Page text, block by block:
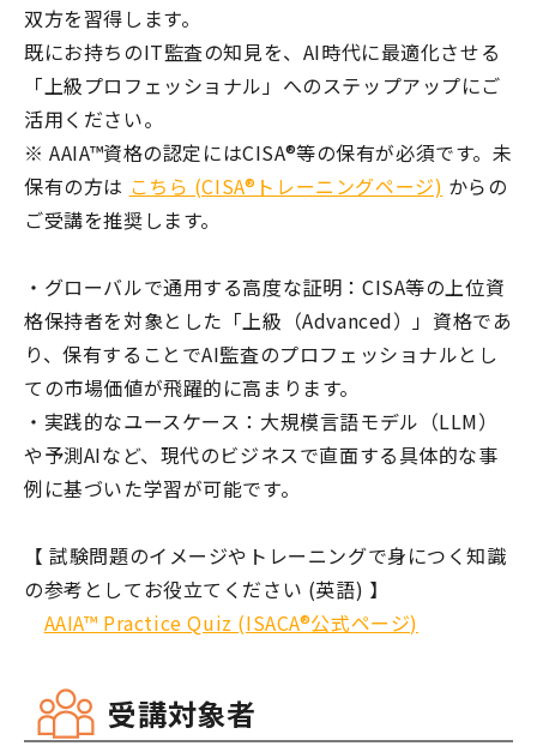
双方を習得します。
既にお持ちのIT監査の知見を、AI時代に最適化させる
「上級プロフェッショナル」へのステップアップにご
活用ください。
※ AAIA™資格の認定にはCISA®等の保有が必須です。未
保有の方は こちら (CISA®トレーニングページ) からの
ご受講を推奨します。
・グローバルで通用する高度な証明：CISA等の上位資
格保持者を対象とした「上級（Advanced）」資格であ
り、保有することでAI監査のプロフェッショナルとし
ての市場価値が飛躍的に高まります。
・実践的なユースケース：大規模言語モデル（LLM）
や予測AIなど、現代のビジネスで直面する具体的な事
例に基づいた学習が可能です。
【 試験問題のイメージやトレーニングで身につく知識
の参考としてお役立てください (英語) 】
AAIA™ Practice Quiz (ISACA®公式ページ)
受講対象者